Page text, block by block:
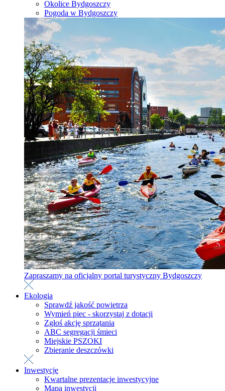
Okolice Bydgoszczy
Pogoda w Bydgoszczy
Zapraszamy na oficjalny portal turystyczny Bydgoszczy
Ekologia
Sprawdź jakość powietrza
Wymień piec - skorzystaj z dotacji
Zgłoś akcję sprzątania
ABC segregacji śmieci
Miejskie PSZOKI
Zbieranie deszczówki
Inwestycje
Kwartalne prezentacje inwestycyjne
Mapa inwestycji